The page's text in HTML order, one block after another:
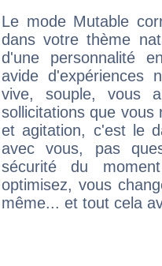
Le mode Mutable
dans votre thème
d'une personnalité
avide d'expériences
vive, souple, vous
sollicitations que vous
et agitation, c'est le
avec vous, pas
sécurité du
optimisez, vous
même... et tout cela